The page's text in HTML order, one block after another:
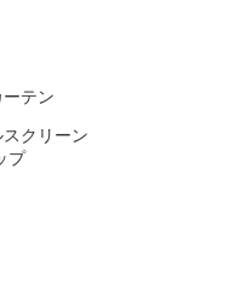
ーテン
スクリーン
プ